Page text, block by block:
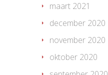
maart 2021
december 2020
november 2020
oktober 2020